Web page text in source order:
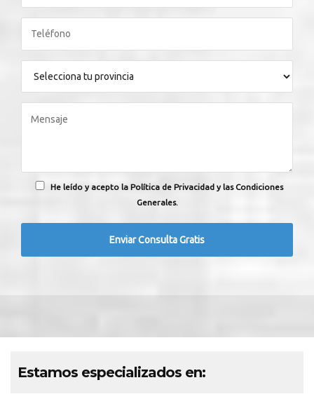
He leído y acepto la Política de Privacidad y las Condiciones
Generales.
Estamos especializados en: